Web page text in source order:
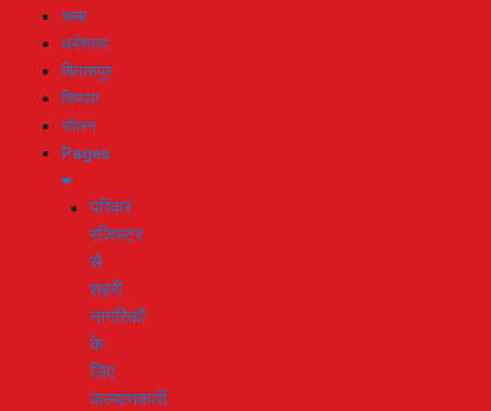
चम्बा
धर्मशाला
बिलासपुर
शिमला
सोलन
Pages
परिवार
रजिस्टर
से
शहरी
नागरिकों
के
लिए
कल्याणकारी